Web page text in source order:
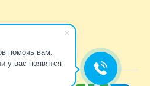
помочь вам.
у вас появятся